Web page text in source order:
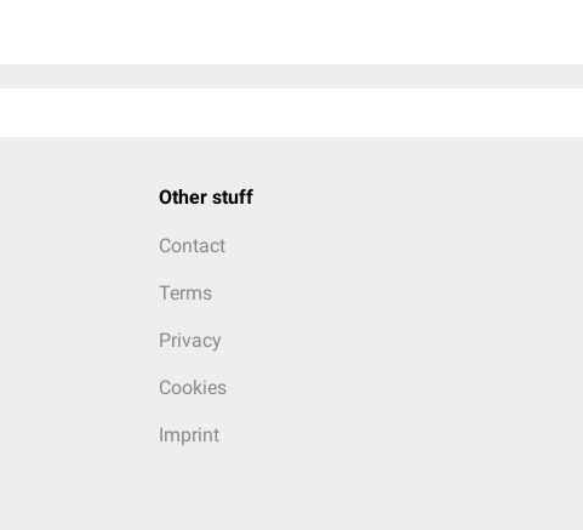
Other stuff
Contact
Terms
Privacy
Cookies
Imprint